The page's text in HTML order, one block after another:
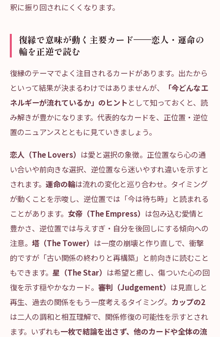
釈に振り回されにくくなります。
復縁で意味が動く主要カード——恋人・運命の
輪を正逆で読む
復縁のテーマでよく注目されるカードがあります。出たから
といって結果が決まるわけではありませんが、
「今どんなエ
ネルギーが流れているか」のヒントとして知っておくと、読
み解きが豊かになります。代表的なカードを、正位置・逆位
置のニュアンスとともに見ていきましょう。
恋人（The Lovers） は愛と選択の象徴。正位置なら心の通
い合いや前向きな選択、逆位置なら迷いやすれ違いを示すと
されます。 運命の輪は流れの変化と巡り合わせ。タイミング
が動くことを示唆し、逆位置では「今は待ち時」と読まれる
ことがあります。 女帝（The Empress） は包み込む愛情と
豊かさ、逆位置では与えすぎ・自分を後回しにする傾向への
注意。 塔（The Tower） は一度の崩壊と作り直しで、衝撃
的ですが「古い関係の終わりと再構築」と前向きに読むこと
もできます。 星（The Star） は希望と癒し、傷ついた心の回
復を示す穏やかなカード。 審判（Judgement） は見直しと
再生、過去の関係をもう一度考えるタイミング。 カップの2
は二人の調和と相互理解で、関係修復の可能性を示すとされ
ます。いずれも一枚で結論を出さず、他のカードや全体の流